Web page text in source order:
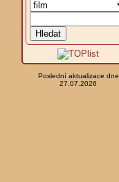
Poslední aktualizace dne
27.07.2026